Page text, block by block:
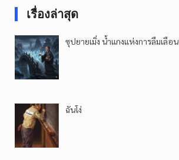
เรื่องล่าสุด
ซุปยายเมิ่ง น้ำแกงแห่งการลืมเลือน
ฉันโง่